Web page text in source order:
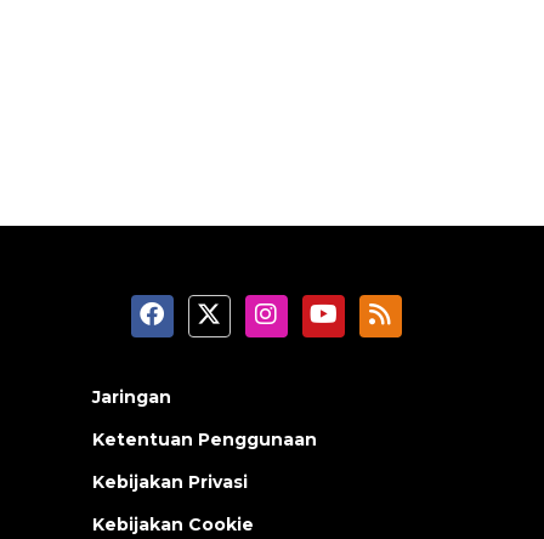
Jaringan
Ketentuan Penggunaan
Kebijakan Privasi
Kebijakan Cookie